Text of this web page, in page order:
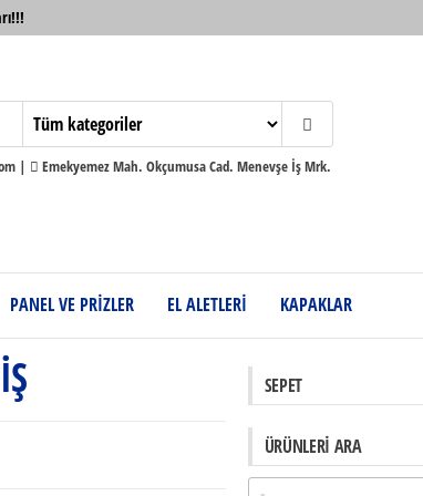
|
Emekyemez Mah. Okçumusa Cad. Menevşe İş Mrk.
PANEL VE PRİZLER EL ALETLERİ KAPAKLAR
SEPET
ÜRÜNLERI ARA
Arama: